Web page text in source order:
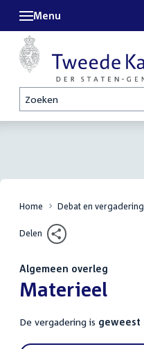
Zoeken
Menu
Home Debat en vergadering
Delen
Algemeen overleg
:Materieel
De vergadering is geweest